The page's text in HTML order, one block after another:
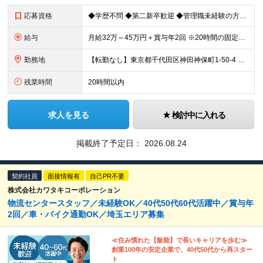
応募資格 ◆学歴不問 ◆第二新卒歓迎 ◆管理職未経験の方も歓迎 ◆基本的なPCスキル（Excel・Word・PowerPoint）のある方 →経験やスキルよりも【人との向き合い方】を重視しています！
給与 月給32万～45万円＋賞与年2回 ※20時間の固定残業代（42,478円～59,735円）含む＆超過分別途支給 ■賞与：年2回（6月、12月） ■昇給：年1回（6月） ※試用期間（6ヵ月間）も給
勤務地 【転勤なし】東京都千代田区神田神保町1-50-4 浦野ビル3階、4階 「神保町駅」徒歩6分 「水道橋駅」徒歩7分 「御茶ノ水駅」徒歩10分 (変更の範囲)上記を除く当社関連勤務地
残業時間 20時間以内
求人を見る 検討中に入れる
掲載終了予定日： 2026.08.24
契約社員 面接情報有 自己PR不要
株式会社カワタキコーポレーション
物流センタースタッフ／未経験OK／40代50代60代活躍中／賞与年
2回／車・バイク通勤OK／埼玉エリア募集
≪住み慣れた【飯能】で長いキャリアを歩む≫
創業100年の安定企業で、40代50代から再スター
ト